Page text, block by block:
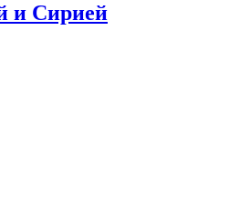
и Сирией